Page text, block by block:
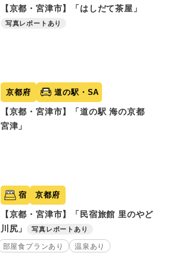
【京都・宮津市】「はしだて茶屋」
写真レポートあり
京都府 道の駅・SA
【京都・宮津市】「道の駅 海の京都
宮津」
宿 京都府
【京都・宮津市】「民宿旅館 里のやど
川尻」
写真レポートあり
部屋食プランあり
温泉あり